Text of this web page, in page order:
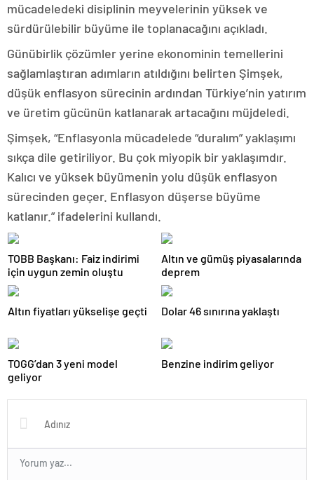
mücadeledeki disiplinin meyvelerinin yüksek ve
sürdürülebilir büyüme ile toplanacağını açıkladı.
Günübirlik çözümler yerine ekonominin temellerini
sağlamlaştıran adımların atıldığını belirten Şimşek,
düşük enflasyon sürecinin ardından Türkiye’nin yatırım
ve üretim gücünün katlanarak artacağını müjdeledi.
Şimşek, “Enflasyonla mücadelede “duralım” yaklaşımı
sıkça dile getiriliyor. Bu çok miyopik bir yaklaşımdır.
Kalıcı ve yüksek büyümenin yolu düşük enflasyon
sürecinden geçer. Enflasyon düşerse büyüme
katlanır.” ifadelerini kullandı.
TOBB Başkanı: Faiz indirimi
için uygun zemin oluştu
Altın ve gümüş piyasalarında
deprem
Altın fiyatları yükselişe geçti Dolar 46 sınırına yaklaştı
TOGG’dan 3 yeni model
geliyor
Benzine indirim geliyor